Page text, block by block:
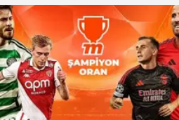
Oranlar” sadece Misli’de!